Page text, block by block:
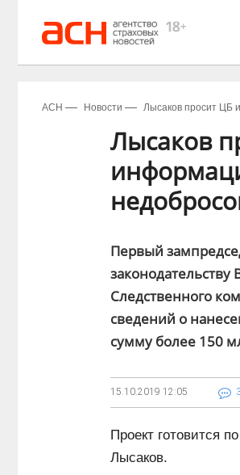
АСН Новости Лысаков просит ЦБ
Лысаков
Первый
законодательству
Следственного
сведений о
сумму более 150
15.10.2019 12:05
Проект готовится
Лысаков.